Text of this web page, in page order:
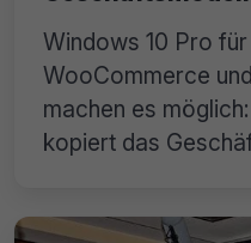
Windows 10 Pro für
WooCommerce
machen es
kopiert das